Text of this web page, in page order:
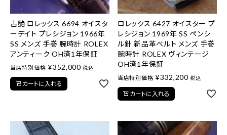
古艶 ロレックス 6694 オイスタ
ーデイト プレシジョン 1966年
SS メンズ 手巻 腕時計 ROLEX
アンティーク OH済1年保証
当店特別価格 ¥352,000 税込
カートに入れる
ロレックス 6427 オイスター プ
レシジョン 1969年 SS ペンシ
ル針 新品革ベルト メンズ 手巻
腕時計 ROLEX ヴィンテージ
OH済1年保証
当店特別価格 ¥332,200 税込
カートに入れる